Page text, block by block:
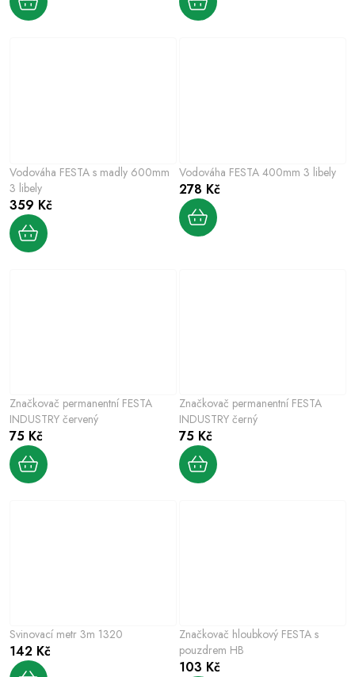
Vodováha FESTA s madly 600mm
3 libely
359 Kč
Vodováha FESTA 400mm 3 libely
278 Kč
Značkovač permanentní FESTA
INDUSTRY červený
75 Kč
Značkovač permanentní FESTA
INDUSTRY černý
75 Kč
Svinovací metr 3m 1320
142 Kč
Značkovač hloubkový FESTA s
pouzdrem HB
103 Kč